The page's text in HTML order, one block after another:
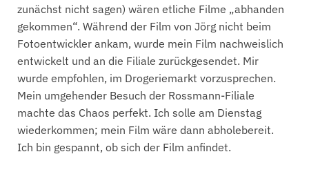
zunächst nicht sagen) wären etliche Filme „abhanden
gekommen“. Während der Film von Jörg nicht beim
Fotoentwickler ankam, wurde mein Film nachweislich
entwickelt und an die Filiale zurückgesendet. Mir
wurde empfohlen, im Drogeriemarkt vorzusprechen.
Mein umgehender Besuch der Rossmann-Filiale
machte das Chaos perfekt. Ich solle am Dienstag
wiederkommen; mein Film wäre dann abholebereit.
Ich bin gespannt, ob sich der Film anfindet.